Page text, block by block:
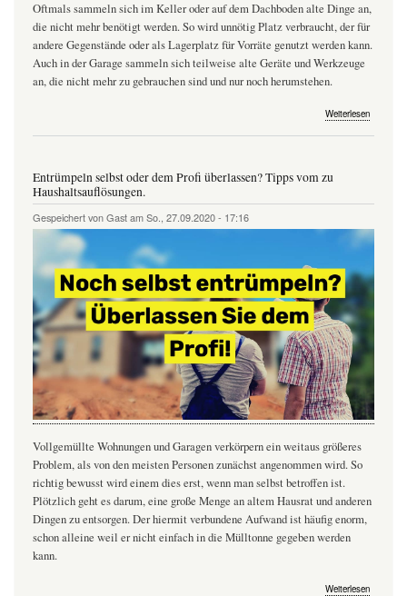
Oftmals sammeln sich im Keller oder auf dem Dachboden alte Dinge an,
die nicht mehr benötigt werden. So wird unnötig Platz verbraucht, der für
andere Gegenstände oder als Lagerplatz für Vorräte genutzt werden kann.
Auch in der Garage sammeln sich teilweise alte Geräte und Werkzeuge
an, die nicht mehr zu gebrauchen sind und nur noch herumstehen.
Weiterlesen
Festpreis
Entrümpeln selbst oder dem Profi überlassen? Tipps vom zu
Haushaltsauflösungen.
Gespeichert vonGastamSo., 27.09.2020 - 17:16
Vollgemüllte Wohnungen und Garagen verkörpern ein weitaus größeres
Problem, als von den meisten Personen zunächst angenommen wird. So
richtig bewusst wird einem dies erst, wenn man selbst betroffen ist.
Plötzlich geht es darum, eine große Menge an altem Hausrat und anderen
Dingen zu entsorgen. Der hiermit verbundene Aufwand ist häufig enorm,
schon alleine weil er nicht einfach in die Mülltonne gegeben werden
kann.
Weiterlesen